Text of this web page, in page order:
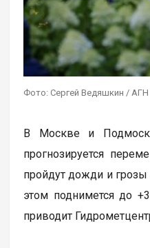
Фото: Сергей Ведяшкин /
В Москве и
прогнозируется
пройдут дожди и грозы
этом поднимется до
приводит